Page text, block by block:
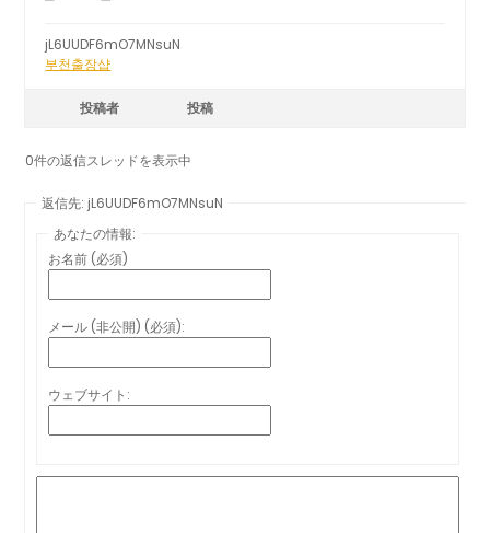
jL6UUDF6mO7MNsuN
부천출장샵
投稿者 投稿
0件の返信スレッドを表示中
返信先: jL6UUDF6mO7MNsuN
あなたの情報:
お名前 (必須)
メール (非公開) (必須):
ウェブサイト: